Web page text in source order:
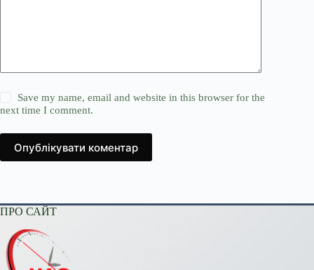
Save my name, email and website in this browser for the
next time I comment.
Опублікувати коментар
ПРО САЙТ